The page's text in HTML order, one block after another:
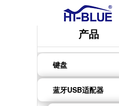
产品
键盘
蓝牙USB适配器